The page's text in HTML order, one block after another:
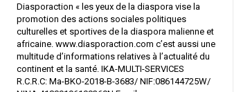
Diasporaction « les yeux de la diaspora vise la
promotion des actions sociales politiques
culturelles et sportives de la diaspora malienne et
africaine. www.diasporaction.com c’est aussi une
multitude d’informations relatives à l’actualité du
continent et la santé. IKA-MULTI-SERVICES
R.C.R.C: Ma-BKO-2018-B-3683/ NIF:086144725W/